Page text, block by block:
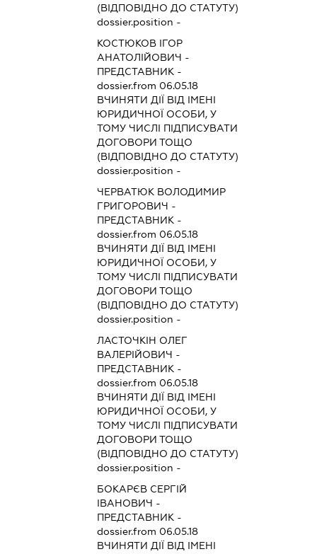
(ВІДПОВІДНО ДО СТАТУТУ)
dossier.position -
КОСТЮКОВ ІГОР
АНАТОЛІЙОВИЧ -
ПРЕДСТАВНИК -
dossier.from 06.05.18
ВЧИНЯТИ ДІЇ ВІД ІМЕНІ
ЮРИДИЧНОЇ ОСОБИ, У
ТОМУ ЧИСЛІ ПІДПИСУВАТИ
ДОГОВОРИ ТОЩО
(ВІДПОВІДНО ДО СТАТУТУ)
dossier.position -
ЧЕРВАТЮК ВОЛОДИМИР
ГРИГОРОВИЧ -
ПРЕДСТАВНИК -
dossier.from 06.05.18
ВЧИНЯТИ ДІЇ ВІД ІМЕНІ
ЮРИДИЧНОЇ ОСОБИ, У
ТОМУ ЧИСЛІ ПІДПИСУВАТИ
ДОГОВОРИ ТОЩО
(ВІДПОВІДНО ДО СТАТУТУ)
dossier.position -
ЛАСТОЧКІН ОЛЕГ
ВАЛЕРІЙОВИЧ -
ПРЕДСТАВНИК -
dossier.from 06.05.18
ВЧИНЯТИ ДІЇ ВІД ІМЕНІ
ЮРИДИЧНОЇ ОСОБИ, У
ТОМУ ЧИСЛІ ПІДПИСУВАТИ
ДОГОВОРИ ТОЩО
(ВІДПОВІДНО ДО СТАТУТУ)
dossier.position -
БОКАРЄВ СЕРГІЙ
ІВАНОВИЧ -
ПРЕДСТАВНИК -
dossier.from 06.05.18
ВЧИНЯТИ ДІЇ ВІД ІМЕНІ